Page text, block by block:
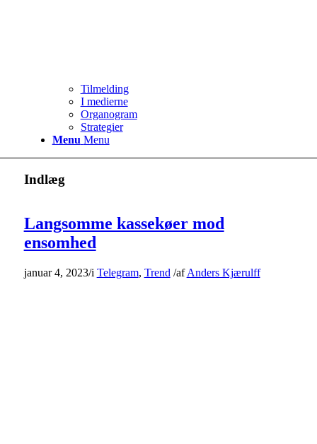
Tilmelding
I medierne
Organogram
Strategier
Menu Menu
Indlæg
Langsomme kassekøer mod
ensomhed
januar 4, 2023/i Telegram, Trend /afAnders Kjærulff